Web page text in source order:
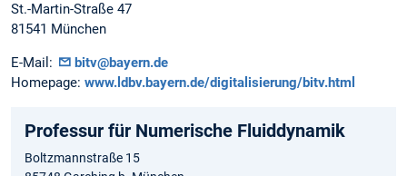
St.-Martin-Straße 47
81541 München
E-Mail:
bitv@bayern.de
Homepage: www.ldbv.bayern.de/digitalisierung/bitv.html
Professur für Numerische Fluiddynamik
Boltzmannstraße 15